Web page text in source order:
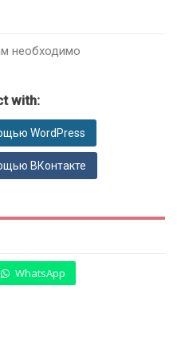
необходимо
with:
WordPress
ВКонтакте
WhatsApp